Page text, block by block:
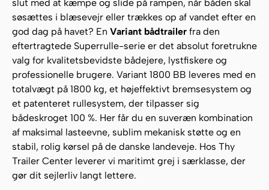
slut med at kæmpe og slide på rampen, når båden skal
søsættes i blæsevejr eller trækkes op af vandet efter en
god dag på havet? En Variant bådtrailer fra den
eftertragtede Superrulle-serie er det absolut foretrukne
valg for kvalitetsbevidste bådejere, lystfiskere og
professionelle brugere. Variant 1800 BB leveres med en
totalvægt på 1800 kg, et højeffektivt bremsesystem og
et patenteret rullesystem, der tilpasser sig
bådeskroget 100 %. Her får du en suveræn kombination
af maksimal lasteevne, sublim mekanisk støtte og en
stabil, rolig kørsel på de danske landeveje. Hos Thy
Trailer Center leverer vi maritimt grej i særklasse, der
gør dit sejlerliv langt lettere.